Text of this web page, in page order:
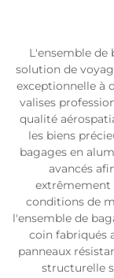
L'ensemble de
solution de
exceptionnelle à
valises
qualité
les biens
bagages en
avancés
extrêmement
conditions de
l'ensemble de
coin fabriqués
panneaux
structurelle